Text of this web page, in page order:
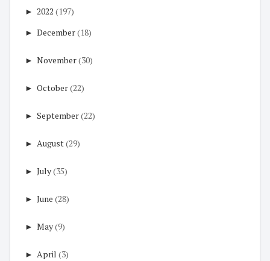
► 2022 (197)
► December(18)
► November(30)
► October(22)
► September(22)
► August(29)
► July(35)
► June (28)
► May(9)
► April (3)